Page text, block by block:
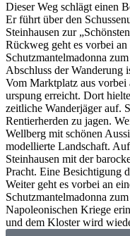
Dieser Weg schlägt einen
Er führt über den
Steinhausen zur
Rückweg geht es vorbei
Schutzmantelmadonna
Abschluss der Wanderung
Vom Marktplatz aus
urspung erreicht. Dort
zeitliche Wanderjäger auf.
Rentier­herden zu jagen.
Wellberg mit schönen
modellierte Landschaft.
Steinhausen mit der
Pracht. Eine Besichtigung
Weiter geht es vorbei an
Schutzmantelmadonna
Napoleonischen Kriege
und dem Kloster wird